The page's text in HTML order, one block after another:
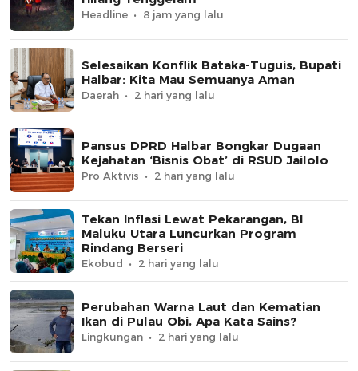
Headline 8 jam yang lalu
Selesaikan Konflik Bataka-Tuguis, Bupati
Halbar: Kita Mau Semuanya Aman
Daerah 2 hari yang lalu
Pansus DPRD Halbar Bongkar Dugaan
Kejahatan ‘Bisnis Obat’ di RSUD Jailolo
Pro Aktivis 2 hari yang lalu
Tekan Inflasi Lewat Pekarangan, BI
Maluku Utara Luncurkan Program
Rindang Berseri
Ekobud 2 hari yang lalu
Perubahan Warna Laut dan Kematian
Ikan di Pulau Obi, Apa Kata Sains?
Lingkungan 2 hari yang lalu